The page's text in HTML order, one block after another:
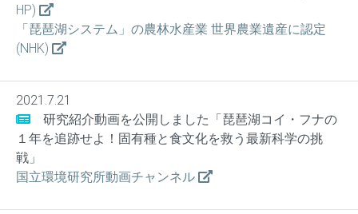
HP)
「琵琶湖システム」の農林水産業 世界農業遺産に認定
(NHK)
2021.7.21
研究紹介動画を公開しました「琵琶湖コイ・フナの
１年を追跡せよ！固有種と食文化を救う最新科学の挑
戦」
国立環境研究所動画チャンネル